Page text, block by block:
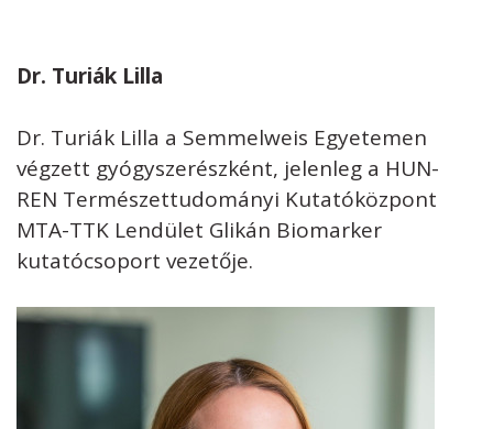
Dr. Turiák Lilla
Dr. Turiák Lilla a Semmelweis Egyetemen
végzett gyógyszerészként, jelenleg a HUN-
REN Természettudományi Kutatóközpont
MTA-TTK Lendület Glikán Biomarker
kutatócsoport vezetője.